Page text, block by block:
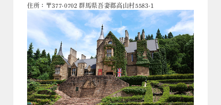
住所：〒377-0702 群馬県吾妻郡高山村5583-1